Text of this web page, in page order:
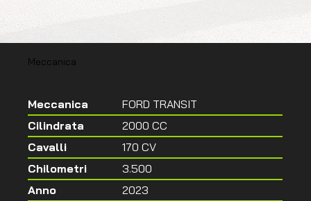
Meccanica
Meccanica
FORD TRANSIT
Cilindrata
2000 CC
Cavalli
170 CV
Chilometri
3.500
Anno
2023